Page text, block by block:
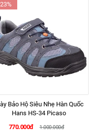
Bảo Hộ Siêu Nhẹ Hàn Quốc
Hans HS-34 Picaso
770.000đ
1.000.000đ